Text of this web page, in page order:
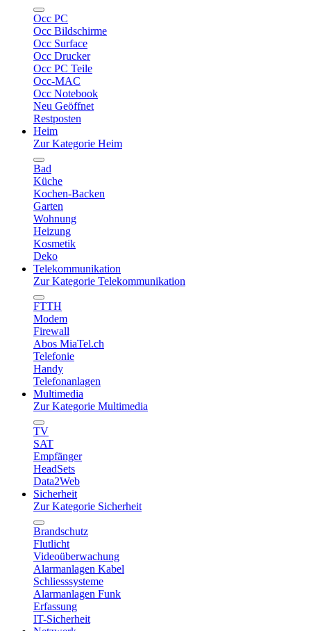
Occ PC
Occ Bildschirme
Occ Surface
Occ Drucker
Occ PC Teile
Occ-MAC
Occ Notebook
Neu Geöffnet
Restposten
Heim
Zur Kategorie Heim
Bad
Küche
Kochen-Backen
Garten
Wohnung
Heizung
Kosmetik
Deko
Telekommunikation
Zur Kategorie Telekommunikation
FTTH
Modem
Firewall
Abos MiaTel.ch
Telefonie
Handy
Telefonanlagen
Multimedia
Zur Kategorie Multimedia
TV
SAT
Empfänger
HeadSets
Data2Web
Sicherheit
Zur Kategorie Sicherheit
Brandschutz
Flutlicht
Videoüberwachung
Alarmanlagen Kabel
Schliesssysteme
Alarmanlagen Funk
Erfassung
IT-Sicherheit